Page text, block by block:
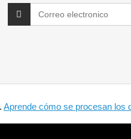
Aprende cómo se procesan los